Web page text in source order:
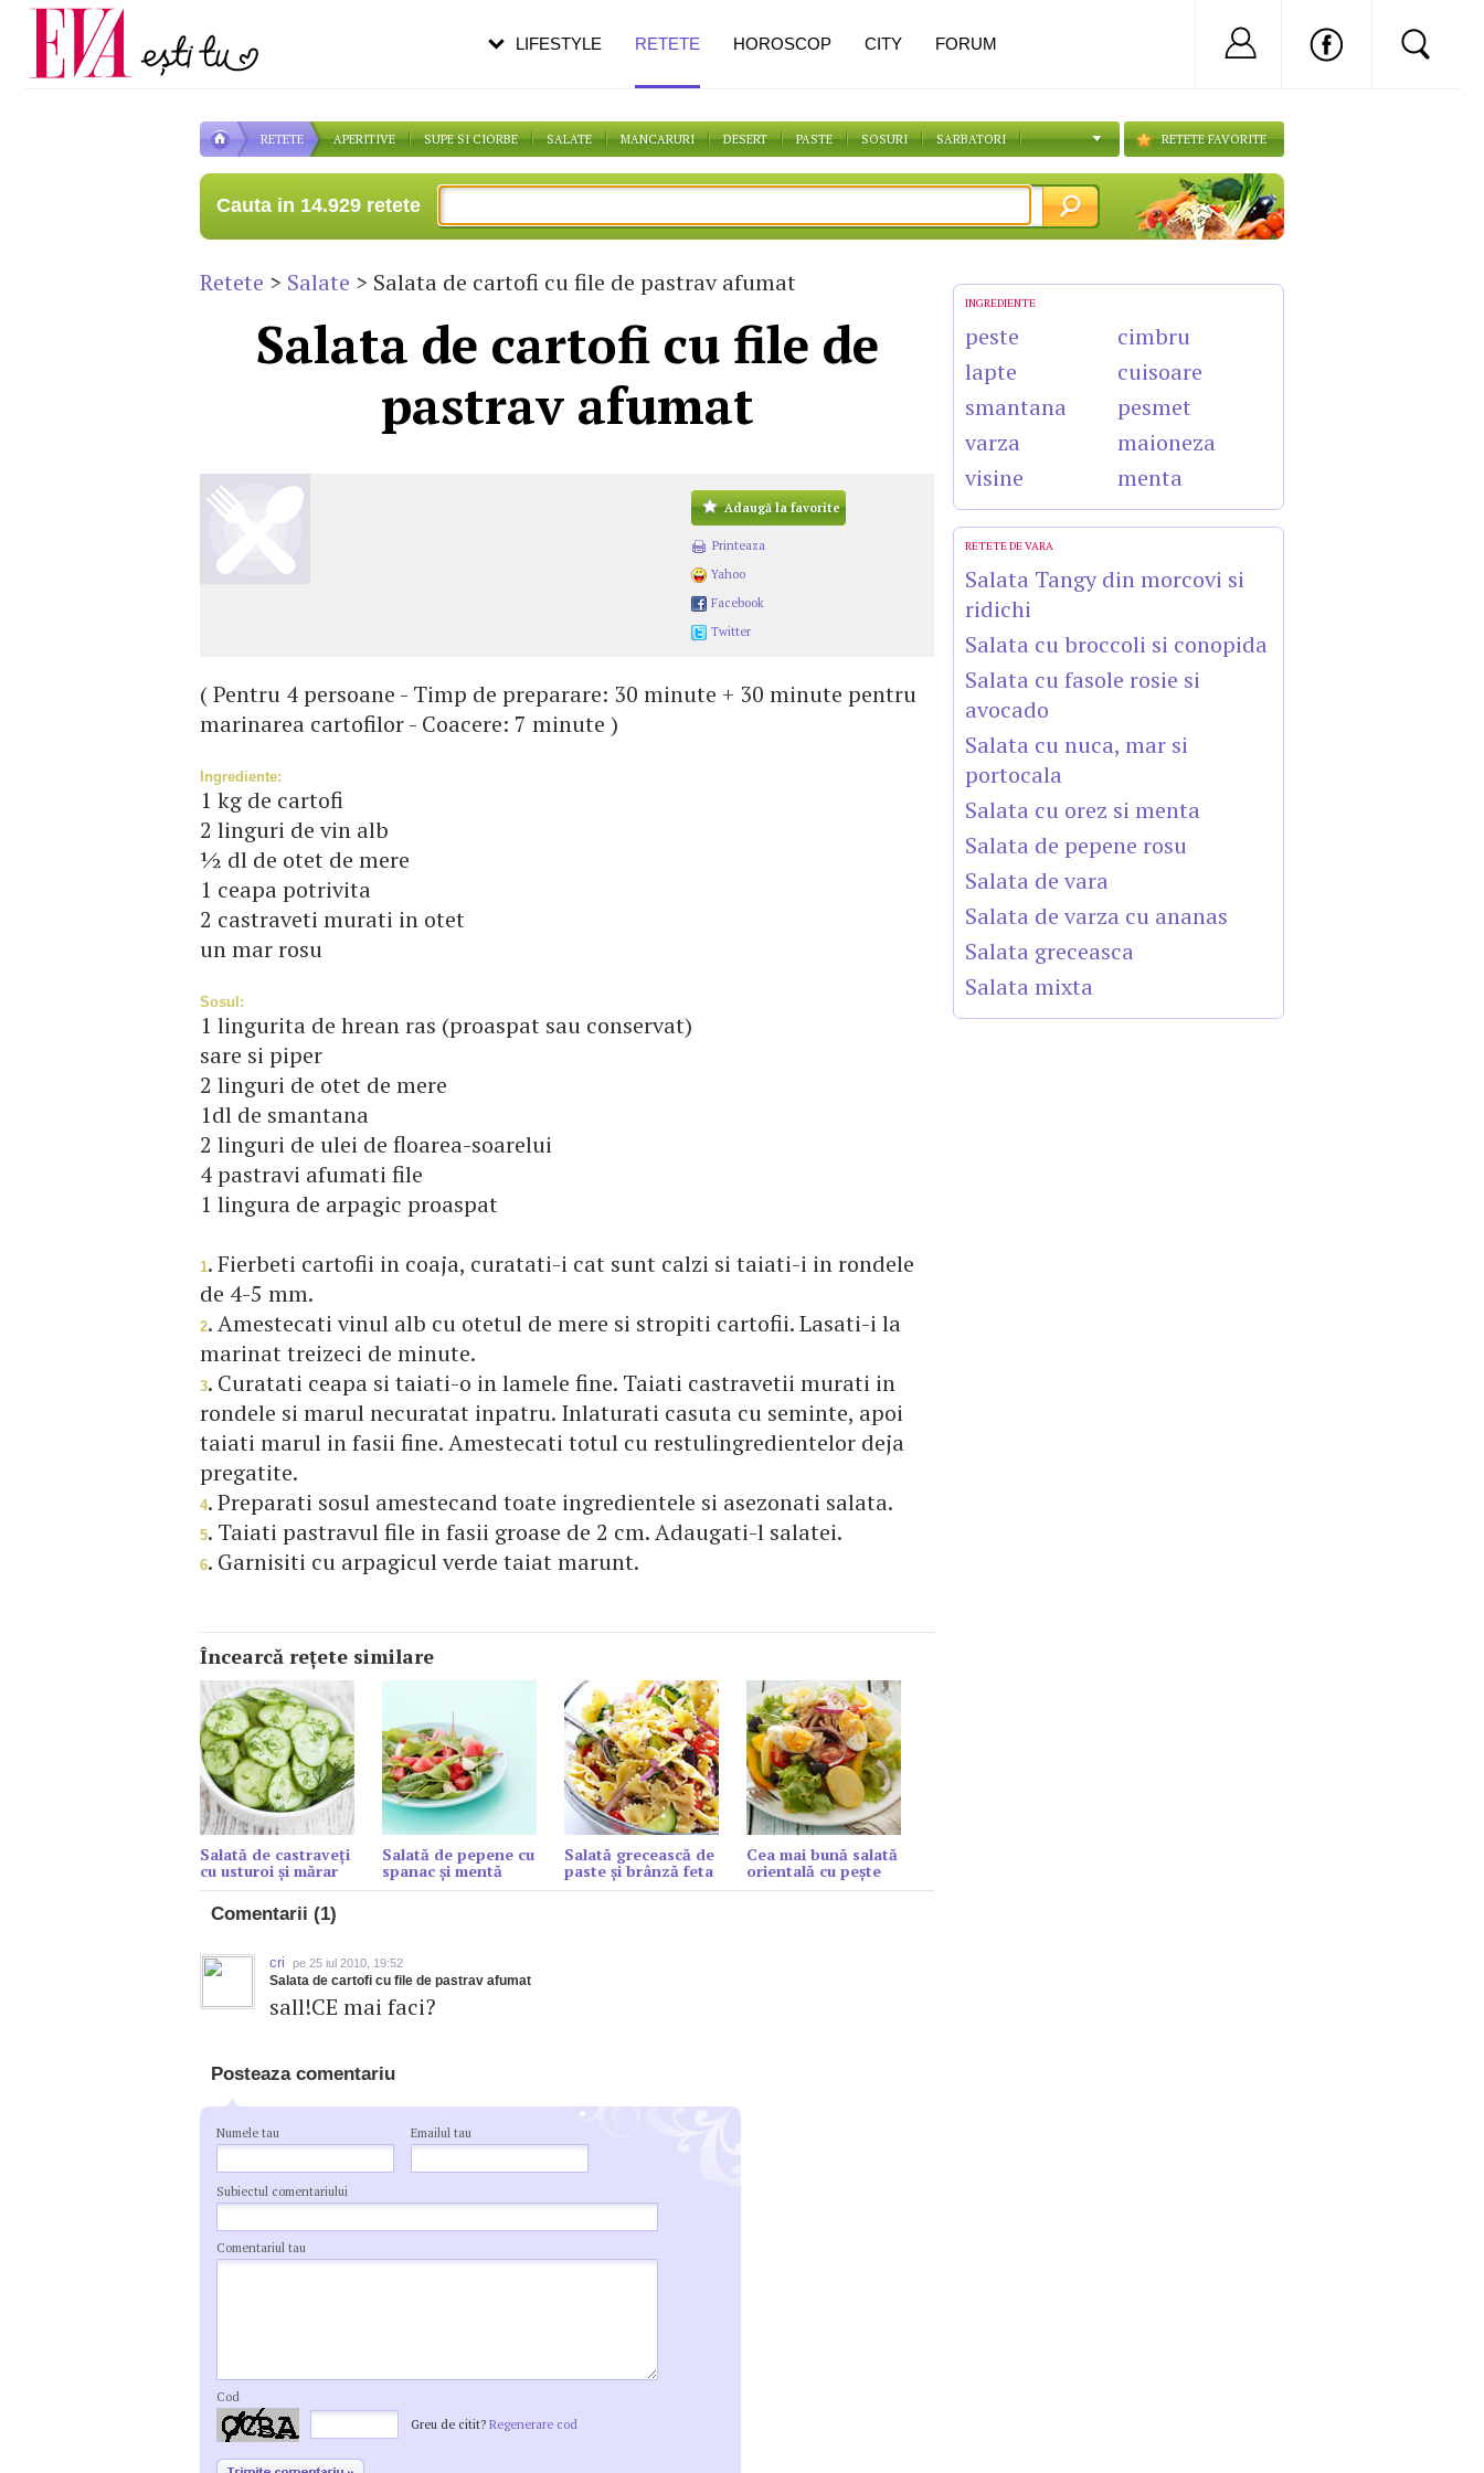
RETETE APERITIVE SUPE SI CIORBE SALATE MANCARURI DESERT PASTE SOSURI SARBATORI RETETE FAVORITE
Cauta in 14.929 retete
Retete > Salate > Salata de cartofi cu file de pastrav afumat
Salata de cartofi cu file de
pastrav afumat
Adaugă la favorite
Printeaza
Yahoo
Facebook
Twitter
( Pentru 4 persoane - Timp de preparare: 30 minute + 30 minute pentru
marinarea cartofilor - Coacere: 7 minute )
Ingrediente:
1 kg de cartofi
2 linguri de vin alb
½ dl de otet de mere
1 ceapa potrivita
2 castraveti murati in otet
un mar rosu
Sosul:
1 lingurita de hrean ras (proaspat sau conservat)
sare si piper
2 linguri de otet de mere
1dl de smantana
2 linguri de ulei de floarea-soarelui
4 pastravi afumati file
1 lingura de arpagic proaspat
1. Fierbeti cartofii in coaja, curatati-i cat sunt calzi si taiati-i in rondele
de 4-5 mm.
2. Amestecati vinul alb cu otetul de mere si stropiti cartofii. Lasati-i la
marinat treizeci de minute.
3. Curatati ceapa si taiati-o in lamele fine. Taiati castravetii murati in
rondele si marul necuratat inpatru. Inlaturati casuta cu seminte, apoi
taiati marul in fasii fine. Amestecati totul cu restulingredientelor deja
pregatite.
4. Preparati sosul amestecand toate ingredientele si asezonati salata.
5. Taiati pastravul file in fasii groase de 2 cm. Adaugati-l salatei.
6. Garnisiti cu arpagicul verde taiat marunt.
Încearcă reţete similare
Salată de castraveți
cu usturoi și mărar
Salată de pepene cu
spanac şi mentă
Salată grecească de
paste și brânză feta
Cea mai bună salată
orientală cu peşte
Comentarii (1)
cri pe 25 iul 2010, 19:52
Salata de cartofi cu file de pastrav afumat
sall!CE mai faci?
Posteaza comentariu
Numele tau Emailul tau
Subiectul comentariului
Comentariul tau
Cod
Greu de citit? Regenerare cod
INGREDIENTE
peste
lapte
smantana
varza
visine
cimbru
cuisoare
pesmet
maioneza
menta
RETETE DE VARA
Salata Tangy din morcovi si
ridichi
Salata cu broccoli si conopida
Salata cu fasole rosie si
avocado
Salata cu nuca, mar si
portocala
Salata cu orez si menta
Salata de pepene rosu
Salata de vara
Salata de varza cu ananas
Salata greceasca
Salata mixta
LIFESTYLE RETETE HOROSCOP CITY FORUM Nu ai cont?
Carieră
Actualitate